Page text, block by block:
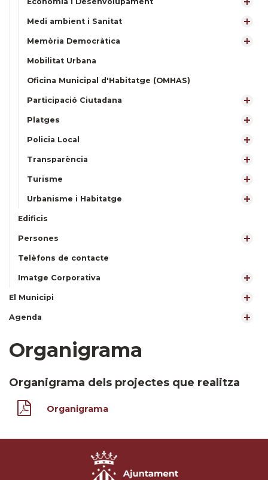
Medi ambient i Sanitat
Memòria Democràtica
Mobilitat Urbana
Oficina Municipal d'Habitatge (OMHAS)
Participació Ciutadana
Platges
Policia Local
Transparència
Turisme
Urbanisme i Habitatge
Edificis
Persones
Telèfons de contacte
Imatge Corporativa
El Municipi
Agenda
Organigrama
Organigrama dels projectes que realitza
Organigrama